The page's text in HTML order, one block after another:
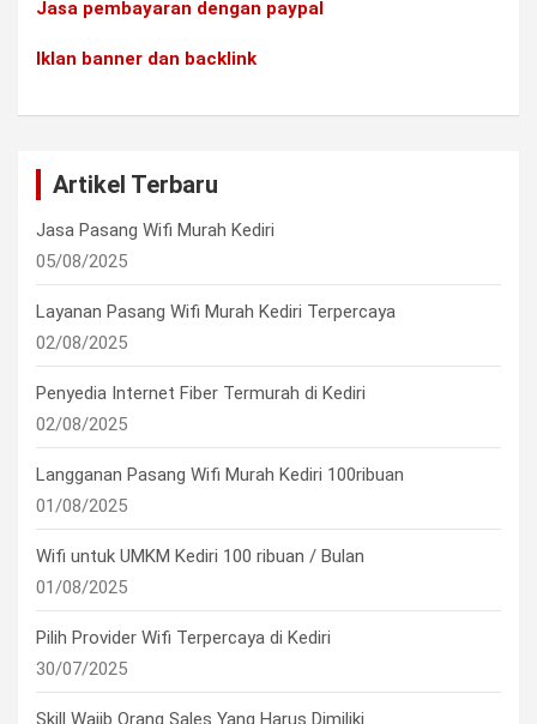
Jasa pembayaran dengan paypal
Iklan banner dan backlink
Artikel Terbaru
Jasa Pasang Wifi Murah Kediri
05/08/2025
Layanan Pasang Wifi Murah Kediri Terpercaya
02/08/2025
Penyedia Internet Fiber Termurah di Kediri
02/08/2025
Langganan Pasang Wifi Murah Kediri 100ribuan
01/08/2025
Wifi untuk UMKM Kediri 100 ribuan / Bulan
01/08/2025
Pilih Provider Wifi Terpercaya di Kediri
30/07/2025
Skill Wajib Orang Sales Yang Harus Dimiliki